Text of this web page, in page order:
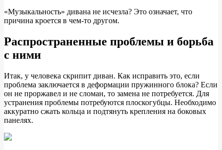
«Музыкальность» дивана не исчезла? Это означает, что
причина кроется в чем-то другом.
Распространенные проблемы и борьба
с ними
Итак, у человека скрипит диван. Как исправить это, если
проблема заключается в деформации пружинного блока? Если
он не проржавел и не сломан, то замена не потребуется. Для
устранения проблемы потребуются плоскогубцы. Необходимо
аккуратно сжать кольца и подтянуть крепления на боковых
панелях.